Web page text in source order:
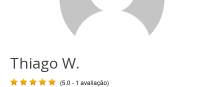
Thiago W.
(5.0 - 1 avaliação)